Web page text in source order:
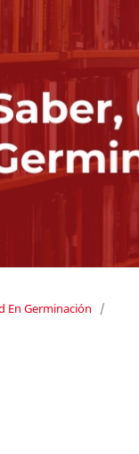
En Germinación
/